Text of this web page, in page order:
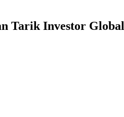
Tarik Investor Global